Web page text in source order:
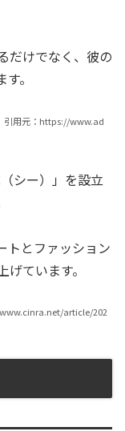
だけでなく、彼の
。
引用元：https://www.ad
シー）」を設立
トとファッション
ています。
article/202